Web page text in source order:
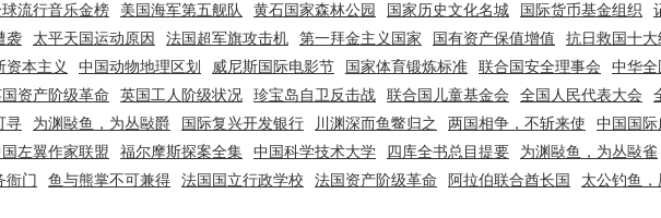
流行音乐金榜 美国海军第五舰队 黄石国家森林公园 国家历史文化名城 国际货币基金组织
袭 太平天国运动原因 法国超军旗攻击机 第一拜金主义国家 国有资产保值增值 抗日救国十大
资本主义 中国动物地理区划 威尼斯国际电影节 国家体育锻炼标准 联合国安全理事会 中华全
资产阶级革命 英国工人阶级状况 珍宝岛自卫反击战 联合国儿童基金会 全国人民代表大会
寻 为渊敺鱼，为丛敺爵 国际复兴开发银行 川渊深而鱼鳖归之 两国相争，不斩来使 中国国
左翼作家联盟 福尔摩斯探案全集 中国科学技术大学 四库全书总目提要 为渊敺鱼，为丛敺雀
衙门 鱼与熊掌不可兼得 法国国立行政学校 法国资产阶级革命 阿拉伯联合酋长国 太公钓鱼